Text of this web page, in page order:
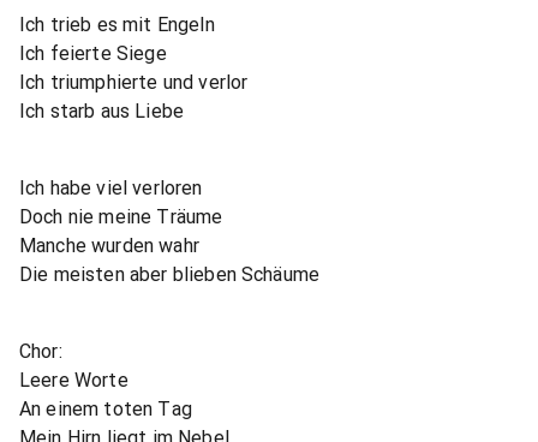
Ich trieb es mit Engeln
Ich feierte Siege
Ich triumphierte und verlor
Ich starb aus Liebe
Ich habe viel verloren
Doch nie meine Träume
Manche wurden wahr
Die meisten aber blieben Schäume
Chor:
Leere Worte
An einem toten Tag